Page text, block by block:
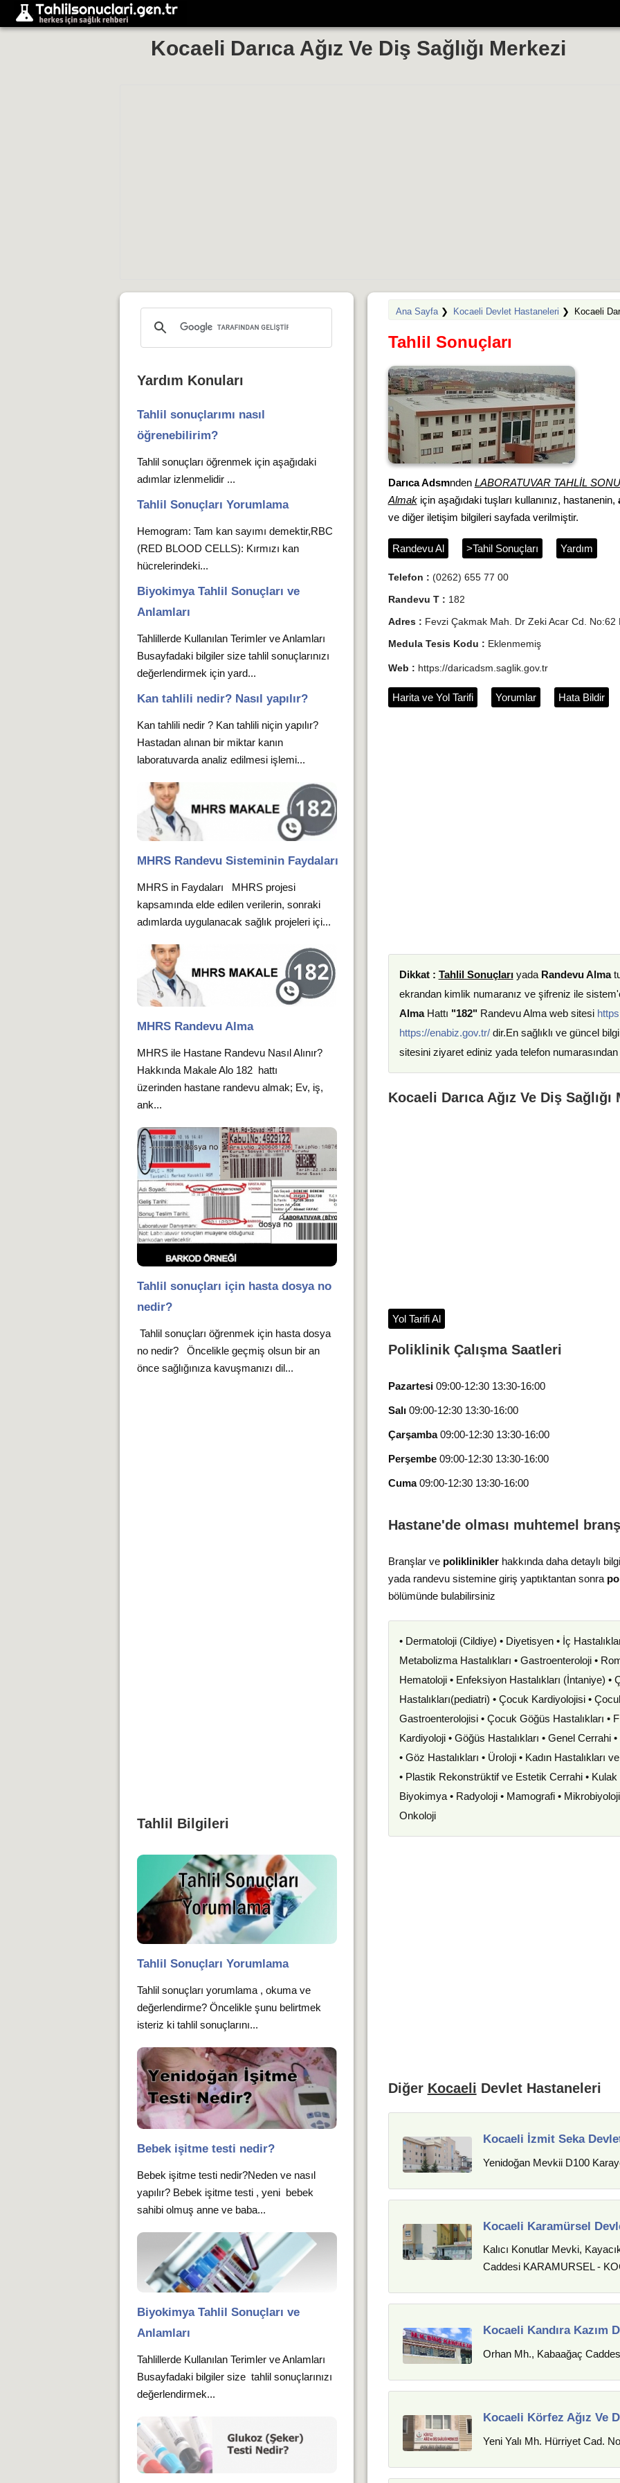
Kocaeli Darıca Ağız Ve Diş Sağlığı Merkezi
Ana Sayfa❯ Kocaeli Devlet Hastaneleri ❯ Kocaeli
Tahlil Sonuçları
Darıca Adsmnden LABORATUVAR TAHLİL
Almakiçin aşağıdaki tuşları kullanınız, hastanenin,
ve diğer iletişim bilgileri sayfada verilmiştir.
Randevu Al >Tahil Sonuçları Yardım
Telefon : (0262) 655 77 00
Randevu T : 182
Adres : Fevzi Çakmak Mah. Dr Zeki Acar Cd. No:62
Medula Tesis Kodu : Eklenmemiş
Web : https://daricadsm.saglik.gov.tr
Harita ve Yol Tarifi Yorumlar Hata Bildir
Dikkat : Tahlil Sonuçlarıyada Randevu Alma
ekrandan kimlik numaranız ve şifreniz ile
AlmaHattı "182" Randevu Alma web sitesi
https://enabiz.gov.tr/dir.En sağlıklı ve güncel
sitesini ziyaret ediniz yada telefon
Kocaeli Darıca Ağız Ve Diş
Yol Tarifi Al
Poliklinik Çalışma Saatleri
Pazartesi09:00-12:30 13:30-16:00
Salı09:00-12:30 13:30-16:00
Çarşamba09:00-12:30 13:30-16:00
Perşembe09:00-12:30 13:30-16:00
Cuma09:00-12:30 13:30-16:00
Hastane'de olması muhtemel
Branşlar ve polikliniklerhakkında daha detaylı
yada randevu sistemine giriş yaptıktantan sonra
bölümünde bulabilirsiniz
• Dermatoloji (Cildiye) • Diyetisyen • İç
Metabolizma Hastalıkları • Gastroenteroloji •
Hematoloji • Enfeksiyon Hastalıkları (İntaniye) •
Hastalıkları(pediatri) • Çocuk Kardiyolojisi •
Gastroenterolojisi • Çocuk Göğüs Hastalıkları •
Kardiyoloji • Göğüs Hastalıkları • Genel Cerrahi
• Göz Hastalıkları • Üroloji • Kadın Hastalıkları
• Plastik Rekonstrüktif ve Estetik Cerrahi • Kulak
Biyokimya • Radyoloji • Mamografi •
Onkoloji
Diğer Kocaeli Devlet Hastaneleri
Kocaeli İzmit Seka
Yenidoğan Mevkii D100
Kocaeli Karamürsel
Kalıcı Konutlar Mevki,
Caddesi KARAMURSEL -
Kocaeli Kandıra Kazım
Orhan Mh., Kabaağaç
Kocaeli Körfez Ağız Ve
Yeni Yalı Mh. Hürriyet Cad.
Yardım Konuları
Tahlil sonuçlarımı nasıl
öğrenebilirim?
Tahlil sonuçları öğrenmek için aşağıdaki
adımlar izlenmelidir ...
Tahlil Sonuçları Yorumlama
Hemogram: Tam kan sayımı demektir,RBC
(RED BLOOD CELLS): Kırmızı kan
hücrelerindeki...
Biyokimya Tahlil Sonuçları ve
Anlamları
Tahlillerde Kullanılan Terimler ve Anlamları
Busayfadaki bilgiler size tahlil sonuçlarınızı
değerlendirmek için yard...
Kan tahlili nedir? Nasıl yapılır?
Kan tahlili nedir ? Kan tahlili niçin yapılır?
Hastadan alınan bir miktar kanın
laboratuvarda analiz edilmesi işlemi...
MHRS Randevu Sisteminin Faydaları
MHRS in Faydaları MHRS projesi
kapsamında elde edilen verilerin, sonraki
adımlarda uygulanacak sağlık projeleri içi...
MHRS Randevu Alma
MHRS ile Hastane Randevu Nasıl Alınır?
Hakkında Makale Alo 182 hattı
üzerinden hastane randevu almak; Ev, iş,
ank...
Tahlil sonuçları için hasta dosya no
nedir?
Tahlil sonuçları öğrenmek için hasta dosya
no nedir? Öncelikle geçmiş olsun bir an
önce sağlığınıza kavuşmanızı dil...
Tahlil Bilgileri
Tahlil Sonuçları Yorumlama
Tahlil sonuçları yorumlama , okuma ve
değerlendirme? Öncelikle şunu belirtmek
isteriz ki tahlil sonuçlarını...
Bebek işitme testi nedir?
Bebek işitme testi nedir?Neden ve nasıl
yapılır? Bebek işitme testi , yeni bebek
sahibi olmuş anne ve baba...
Biyokimya Tahlil Sonuçları ve
Anlamları
Tahlillerde Kullanılan Terimler ve Anlamları
Busayfadaki bilgiler size tahlil sonuçlarınızı
değerlendirmek...